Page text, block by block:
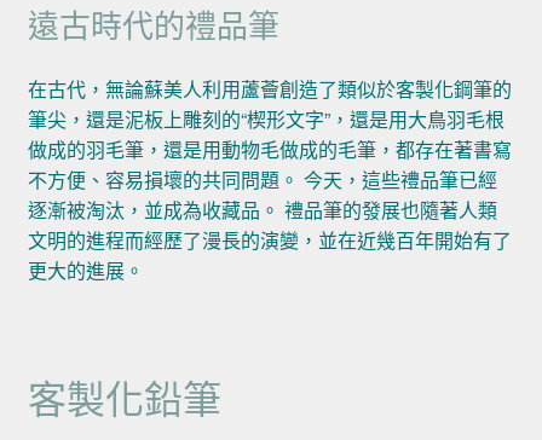
遠古時代的禮品筆
在古代，無論蘇美人利用蘆薈創造了類似於客製化鋼筆的
筆尖，還是泥板上雕刻的“楔形文字”，還是用大鳥羽毛根
做成的羽毛筆，還是用動物毛做成的毛筆，都存在著書寫
不方便、容易損壞的共同問題。 今天，這些禮品筆已經
逐漸被淘汰，並成為收藏品。 禮品筆的發展也隨著人類
文明的進程而經歷了漫長的演變，並在近幾百年開始有了
更大的進展。
客製化鉛筆